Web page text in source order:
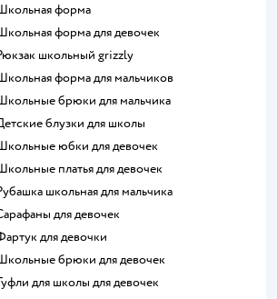
Школьная форма
Школьная форма для девочек
Рюкзак школьный grizzly
Школьная форма для мальчиков
Школьные брюки для мальчика
Детские блузки для школы
Школьные юбки для девочек
Школьные платья для девочек
Рубашка школьная для мальчика
Сарафаны для девочек
Фартук для девочки
Школьные брюки для девочек
Туфли для школы для девочек